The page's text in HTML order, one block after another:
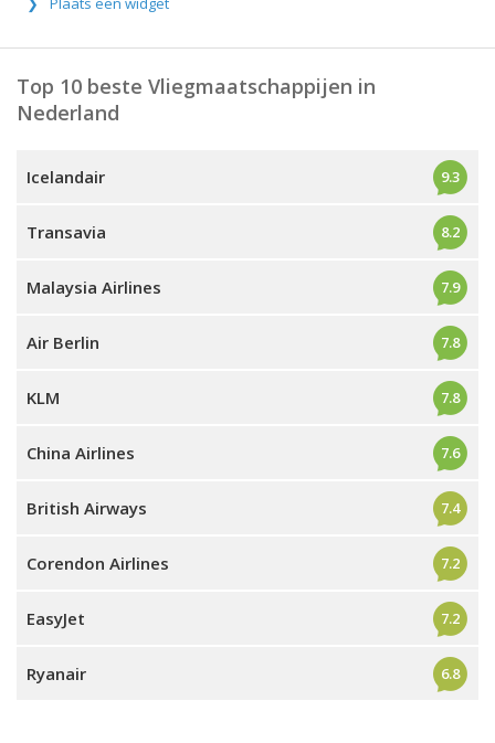
Top 10 beste Vliegmaatschappijen in
Nederland
Icelandair 9.3
Transavia 8.2
Malaysia Airlines 7.9
Air Berlin 7.8
KLM 7.8
China Airlines 7.6
British Airways 7.4
Corendon Airlines 7.2
EasyJet 7.2
Ryanair 6.8